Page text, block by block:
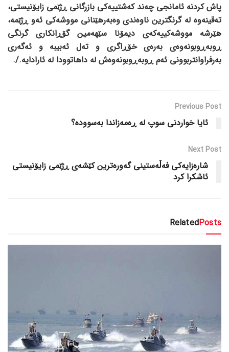
پاش کردنە ئامانجی چەند کەشتییەکی بازرگانی ڕژێمی زایۆنیستی،
تەقینەوە لە گرنگترین ناوەندی وەبەرهێنانی مووشەکی ئەو ڕژێمە،
هێرشە مووشەکییەکەی دیمۆنا سێهەمین گۆڕانکاری گرنگی
ڕوبەڕوبونەوەی بەرەی خۆڕاگری و تەل ئەبیبە و ئەگەری
بەرفراوانتربوونی ئەم ڕوبەڕوبونەوەش لە داهاتوودا لە ئارادایە./.
Previous Post
ئایا خواردنی سوپ لە ڕەمەزاندا بەسوودە؟
Next Post
شارەزایەکی فەڵەستینی گەورەترین کێشەی ڕژێمی زایۆنیستی
ئاشکرا کرد
RelatedPosts